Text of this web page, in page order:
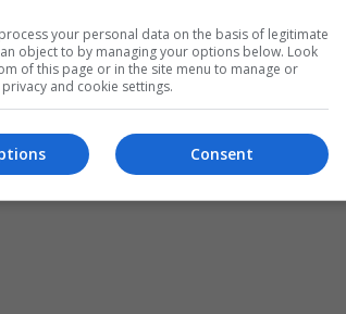
POLITICA DE CONFIDENȚIALITATE POLITICA
Media Network S.R.L - Interzisă copierea conținutului
your personal data on the basis of legitimate
object to by managing your options below. Look
of this page or in the site menu to manage or
and cookie settings.
Consent